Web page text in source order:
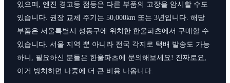
있으며, 엔진 경고등 점등은 다른 부품의 고장을 암시할 수도
있습니다. 권장 교체 주기는 50,000km 또는 3년입니다. 해당
부품은 서울특별시 성동구에 위치한 한울파츠에서 구매할 수
있습니다. 서울 지역 뿐 아니라 전국 각지로 택배 발송도 가능
하니, 필요하신 분들은 한울파츠에 문의해보세요! 진짜로요,
이거 방치하면 나중에 더 큰 비용 나옵니다.